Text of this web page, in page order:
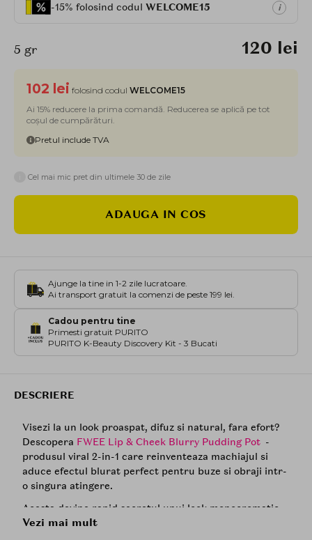
-15% folosind codul WELCOME15 i
5 gr 120 lei
102 lei folosind codul WELCOME15
Ai 15% reducere la prima comandă. Reducerea se aplică pe tot
coșul de cumpărături.
Pretul include TVA
Cel mai mic pret din ultimele 30 de zile
ADAUGA IN COS
Ajunge la tine in 1-2 zile lucratoare.
Ai transport gratuit la comenzi de peste 199 lei.
Cadou pentru tine
Primesti gratuit PURITO
PURITO K-Beauty Discovery Kit - 3 Bucati
DESCRIERE
Visezi la un look proaspat, difuz si natural, fara efort?
Descopera FWEE Lip & Cheek Blurry Pudding Pot -
produsul viral 2-in-1 care reinventeaza machiajul si
aduce efectul blurat perfect pentru buze si obraji intr-
o singura atingere.
Acesta devine rapid secretul unui look monocromatic
chic, ideal pentru piele uscata, mixta sau sensibila.
Vezi mai mult